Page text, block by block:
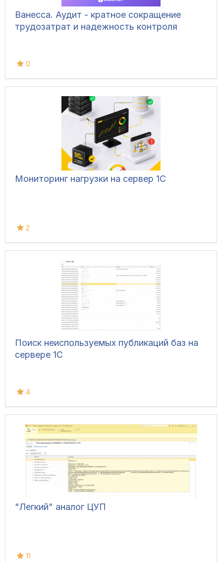
Ванесса. Аудит - кратное сокращение
трудозатрат и надежность контроля
0
Мониторинг нагрузки на сервер 1С
2
Поиск неиспользуемых публикаций баз на
сервере 1С
4
"Легкий" аналог ЦУП
11